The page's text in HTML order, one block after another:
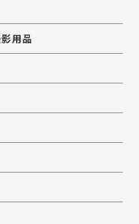
用品